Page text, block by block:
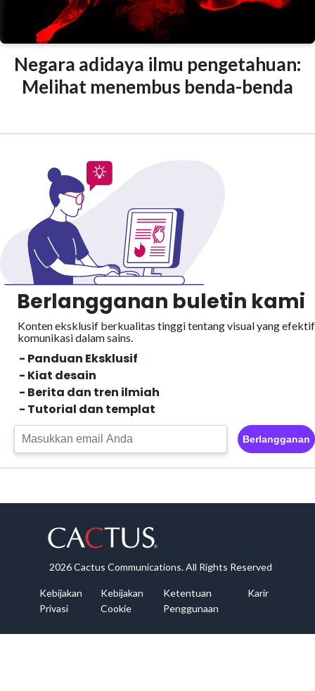
Negara adidaya ilmu pengetahuan:
Melihat menembus benda-benda
Berlangganan buletin kami
Konten eksklusif berkualitas tinggi tentang visual yang efektif
komunikasi dalam sains.
- Panduan Eksklusif
- Kiat desain
- Berita dan tren ilmiah
- Tutorial dan templat
Berlangganan
2026 Cactus Communications. All Rights Reserved
Kebijakan
Privasi
Kebijakan
Cookie
Ketentuan
Penggunaan
Karir